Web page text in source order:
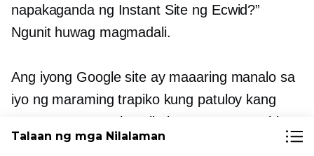
napakaganda ng Instant Site ng Ecwid?”
Ngunit huwag magmadali.
Ang iyong Google site ay maaaring manalo sa
iyo ng maraming trapiko kung patuloy kang
gumagawa ng walang limitasyong mga pahina
na nagli-link pabalik sa iyong storefront. Maaari
Talaan ng mga Nilalaman